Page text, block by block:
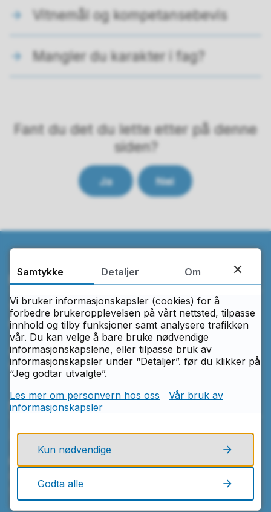
Vitnemål og kompetansebevis
Mangler du karakter i fag?
Fant du det du lette etter på denne
siden?
Ja Nei
Ring oss
Telefon
69 36 64 00
Åpningstider
Mandag–fredag kl. 08.00–15.30
Skriv til oss
Send e-post
Frederik
Samtykke Detaljer Om
Vi bruker informasjonskapsler (cookies) for å
forbedre brukeropplevelsen på vårt nettsted, tilpasse
innhold og tilby funksjoner samt analysere trafikken
vår. Du kan velge å bare bruke nødvendige
informasjonskapslene, eller tilpasse bruk av
informasjonskapsler under “Detaljer”. før du klikker på
“Jeg godtar utvalgte”.
Les mer om personvern hos oss
Vår bruk av
informasjonskapsler
Kun nødvendige
Godta alle